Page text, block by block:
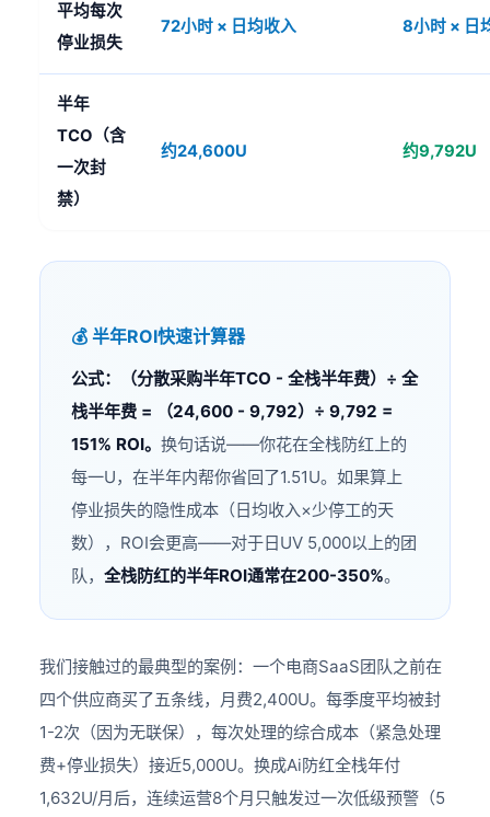
平均每次
停业损失
72小时 × 日均收入 8小时 × 日
半年
TCO（含
一次封
禁）
约24,600U 约9,792U
💰 半年ROI快速计算器
公式：（分散采购半年TCO - 全栈半年费）÷ 全
栈半年费 = （24,600 - 9,792）÷ 9,792 =
151% ROI。换句话说——你花在全栈防红上的
每一U，在半年内帮你省回了1.51U。如果算上
停业损失的隐性成本（日均收入×少停工的天
数），ROI会更高——对于日UV 5,000以上的团
队，全栈防红的半年ROI通常在200-350%。
我们接触过的最典型的案例：一个电商SaaS团队之前在
四个供应商买了五条线，月费2,400U。每季度平均被封
1-2次（因为无联保），每次处理的综合成本（紧急处理
费+停业损失）接近5,000U。换成Ai防红全栈年付
1,632U/月后，连续运营8个月只触发过一次低级预警（5